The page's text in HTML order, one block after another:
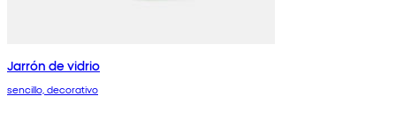
Jarrón de vidrio
sencillo, decorativo